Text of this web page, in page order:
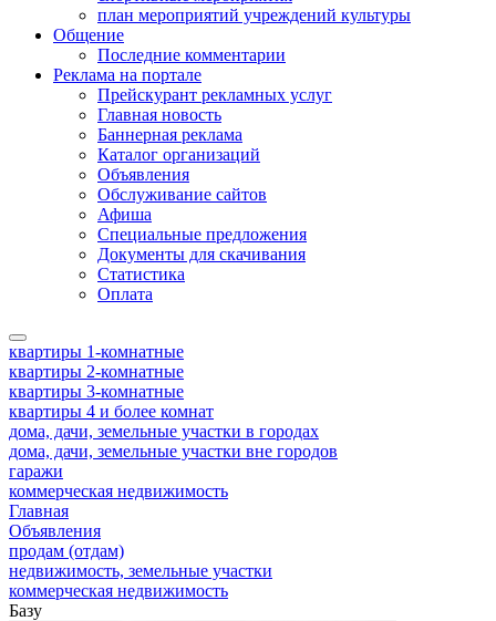
план мероприятий учреждений культуры
Общение
Последние комментарии
Реклама на портале
Прейскурант рекламных услуг
Главная новость
Баннерная реклама
Каталог организаций
Объявления
Обслуживание сайтов
Афиша
Специальные предложения
Документы для скачивания
Статистика
Оплата
квартиры 1-комнатные
квартиры 2-комнатные
квартиры 3-комнатные
квартиры 4 и более комнат
дома, дачи, земельные участки в городах
дома, дачи, земельные участки вне городов
гаражи
коммерческая недвижимость
Главная
Объявления
продам (отдам)
недвижимость, земельные участки
коммерческая недвижимость
Базу